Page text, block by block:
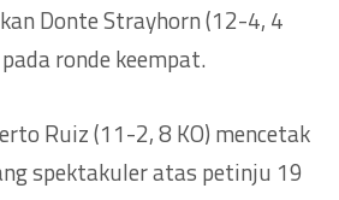
Donte Strayhorn (12-4, 4
ronde keempat.
Ruiz (11-2, 8 KO) mencetak
spektakuler atas petinju 19